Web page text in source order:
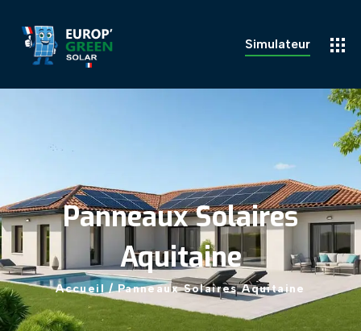
Simulateur
Panneaux Solaires
Aquitaine
Accueil / Panneaux Solaires Aquitaine